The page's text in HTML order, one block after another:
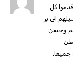
كل
الى بر
وحسن
جميعا.